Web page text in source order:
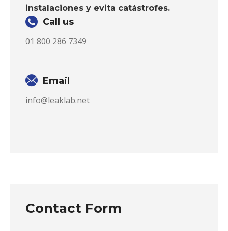
instalaciones y evita catástrofes.
Call us
01 800 286 7349
Email
info@leaklab.net
Contact Form